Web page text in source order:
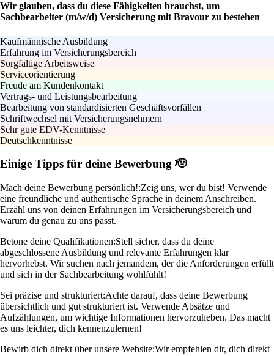
Wir glauben, dass du diese Fähigkeiten brauchst, um
Sachbearbeiter (m/w/d) Versicherung mit Bravour zu bestehen
Kaufmännische Ausbildung
Erfahrung im Versicherungsbereich
Sorgfältige Arbeitsweise
Serviceorientierung
Freude am Kundenkontakt
Vertrags- und Leistungsbearbeitung
Bearbeitung von standardisierten Geschäftsvorfällen
Schriftwechsel mit Versicherungsnehmern
Sehr gute EDV-Kenntnisse
Deutschkenntnisse
Einige Tipps für deine Bewerbung 🫡
Mach deine Bewerbung persönlich!:Zeig uns, wer du bist! Verwende
eine freundliche und authentische Sprache in deinem Anschreiben.
Erzähl uns von deinen Erfahrungen im Versicherungsbereich und
warum du genau zu uns passt.
Betone deine Qualifikationen:Stell sicher, dass du deine
abgeschlossene Ausbildung und relevante Erfahrungen klar
hervorhebst. Wir suchen nach jemandem, der die Anforderungen erfüllt
und sich in der Sachbearbeitung wohlfühlt!
Sei präzise und strukturiert:Achte darauf, dass deine Bewerbung
übersichtlich und gut strukturiert ist. Verwende Absätze und
Aufzählungen, um wichtige Informationen hervorzuheben. Das macht
es uns leichter, dich kennenzulernen!
Bewirb dich direkt über unsere Website:Wir empfehlen dir, dich direkt